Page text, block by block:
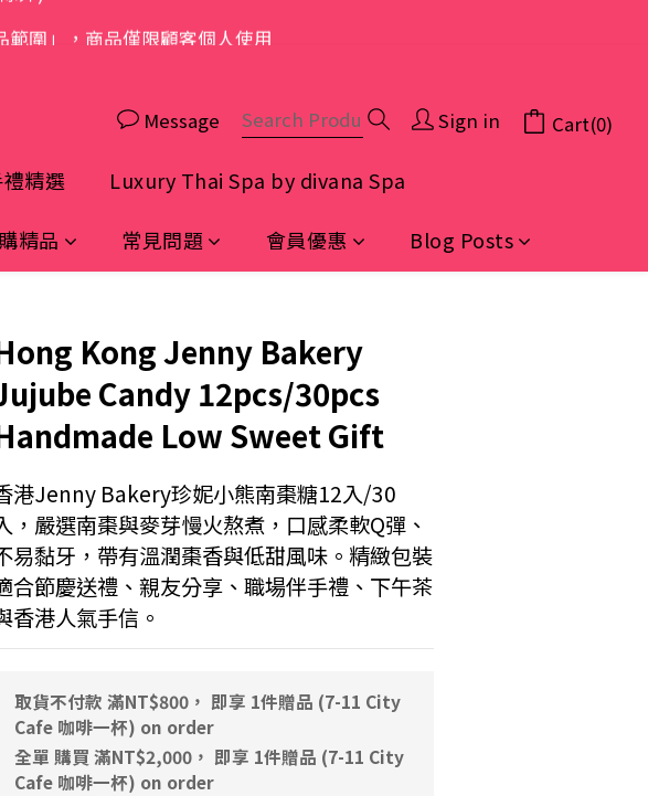
圍」，商品僅限顧客個人使用
Message Sign in Cart(0)
精選 Luxury Thai Spa by divana Spa
精品 常見問題 會員優惠 Blog Posts
Kong Jenny Bakery
Candy 12pcs/30pcs
Low Sweet Gift
港Jenny Bakery珍妮小熊南棗糖12入/30
，嚴選南棗與麥芽慢火熬煮，口感柔軟Q彈、
易黏牙，帶有溫潤棗香與低甜風味。精緻包裝
合節慶送禮、親友分享、職場伴手禮、下午茶
香港人氣手信。
取貨不付款 滿NT$800， 即享 1件贈品 (7-11 City
Cafe 咖啡一杯) on order
全單 購買 滿NT$2,000， 即享 1件贈品 (7-11 City
Cafe 咖啡一杯) on order